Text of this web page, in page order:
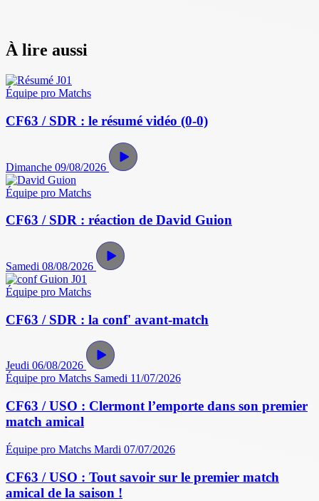
À lire aussi
Équipe pro Matchs
CF63 / SDR : le résumé vidéo (0-0)
Dimanche 09/08/2026
Équipe pro Matchs
CF63 / SDR : réaction de David Guion
Samedi 08/08/2026
Équipe pro Matchs
CF63 / SDR : la conf' avant-match
Jeudi 06/08/2026
Équipe pro Matchs Samedi 11/07/2026
CF63 / USO : Clermont l’emporte dans son premier
match amical
Équipe pro Matchs Mardi 07/07/2026
CF63 / USO : Tout savoir sur le premier match
amical de la saison !